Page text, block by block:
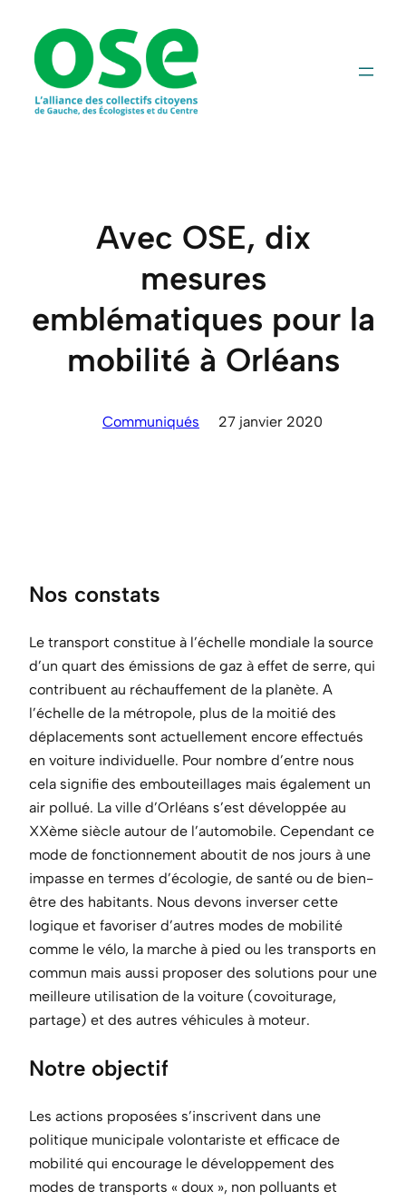
contenu
Avec OSE, dix
mesures
emblématiques pour la
mobilité à Orléans
Communiqués 27 janvier 2020
Nos constats
Le transport constitue à l’échelle mondiale la source
d’un quart des émissions de gaz à effet de serre, qui
contribuent au réchauffement de la planète. A
l’échelle de la métropole, plus de la moitié des
déplacements sont actuellement encore effectués
en voiture individuelle. Pour nombre d’entre nous
cela signifie des embouteillages mais également un
air pollué. La ville d’Orléans s’est développée au
XXème siècle autour de l’automobile. Cependant ce
mode de fonctionnement aboutit de nos jours à une
impasse en termes d’écologie, de santé ou de bien-
être des habitants. Nous devons inverser cette
logique et favoriser d’autres modes de mobilité
comme le vélo, la marche à pied ou les transports en
commun mais aussi proposer des solutions pour une
meilleure utilisation de la voiture (covoiturage,
partage) et des autres véhicules à moteur.
Notre objectif
Les actions proposées s’inscrivent dans une
politique municipale volontariste et efficace de
mobilité qui encourage le développement des
modes de transports « doux », non polluants et